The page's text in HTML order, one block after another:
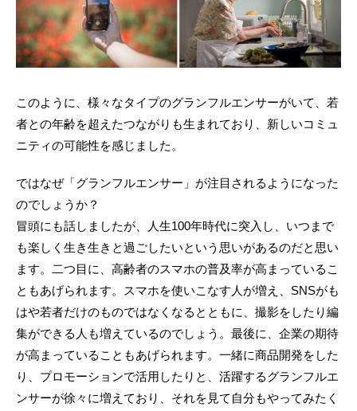
このように、様々なタイプのグランフルエンサーがいて、若
者との年齢を超えたつながりも生まれており、新しいコミュ
ニティの可能性を感じました。
ではなぜ「グランフルエンサー」が注目されるようになった
のでしょうか？
冒頭にも話しましたが、人生100年時代に突入し、いつまで
も楽しく生き生きと過ごしたいという思いがあるのだと思い
ます。二つ目に、高齢者のスマホの普及率が高まっているこ
ともあげられます。スマホを使いこなす人が増え、SNSがも
はや若者だけのものではなくなるとともに、撮影をしたり編
集ができる人も増えているのでしょう。最後に、企業の期待
が高まっていることもあげられます。一緒に商品開発をした
り、プロモーションで活用したりと、活躍するグランフルエ
ンサーが徐々に増えており、それを見て自分もやってみたく